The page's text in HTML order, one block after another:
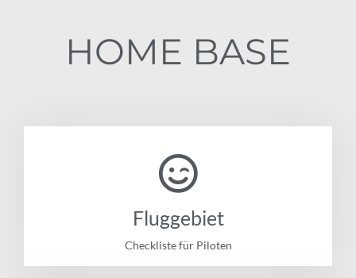
HOME BASE
Fluggebiet
Checkliste für Piloten